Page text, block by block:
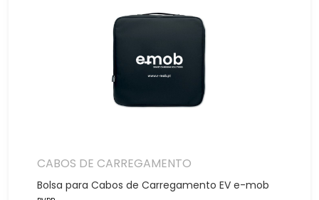
CABOS DE CARREGAMENTO
Bolsa para Cabos de Carregamento EV e-mob